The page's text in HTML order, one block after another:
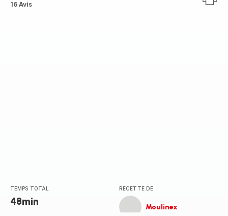
ratings.4.8
16 Avis
TEMPS TOTAL
48min
RECETTE DE
Moulinex